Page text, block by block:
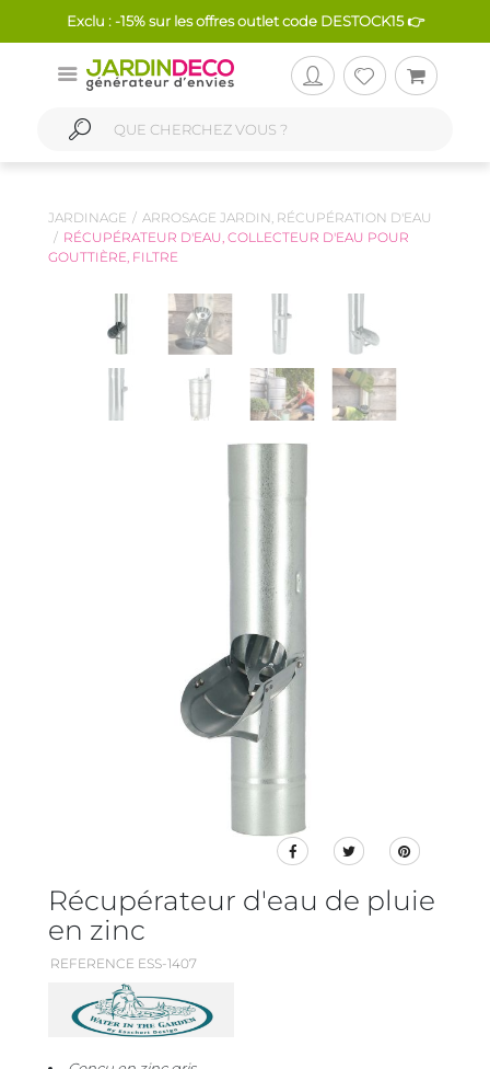
Exclu : -15% sur les offres outlet code DESTOCK15 👉
JARDINAGE
ARROSAGE JARDIN, RÉCUPÉRATION D'EAU
RÉCUPÉRATEUR D'EAU, COLLECTEUR D'EAU POUR
GOUTTIÈRE, FILTRE
Récupérateur d'eau de pluie
en zinc
REFERENCE ESS-1407